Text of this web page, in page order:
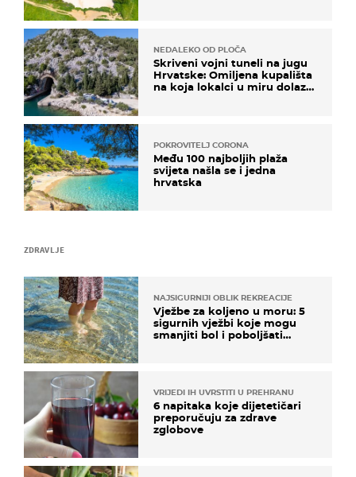
ZDRAVLJE
NAJSIGURNIJI OBLIK REKREACIJE
Vježbe za koljeno u moru: 5
sigurnih vježbi koje mogu
smanjiti bol i poboljšati
VRIJEDI IH UVRSTITI U PREHRANU
6 napitaka koje dijetetičari
preporučuju za zdrave
zglobove
NEDALEKO OD PLOČA
Skriveni vojni tuneli na jugu
Hrvatske: Omiljena kupališta
na koja lokalci u miru dolaze
POKROVITELJ CORONA
Među 100 najboljih plaža
svijeta našla se i jedna
hrvatska